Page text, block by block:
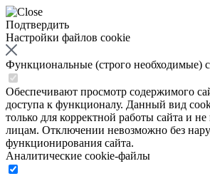
Подтвердить
Настройки файлов cookie
Функциональные (строго необходимые)
Обеспечивают просмотр содержимого
доступа к функционалу. Данный вид
только для корректной работы сайта и не
лицам. Отключении невозможно без
функционирования сайта.
Аналитические cookie-файлы